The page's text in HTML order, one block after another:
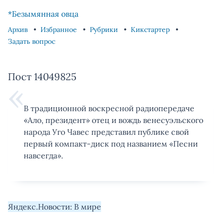
*Безымянная овца
Архив Избранное Рубрики
Кикстартер
Задать вопрос
Пост 14049825
В традиционной воскресной радиопередаче
«Ало, президент» отец и вождь венесуэльского
народа Уго Чавес представил публике свой
первый компакт-диск под названием «Песни
навсегда».
Яндекс.Новости: В мире